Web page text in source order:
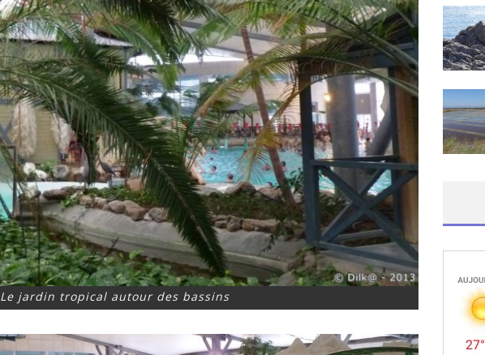
Le jardin tropical autour des bassins